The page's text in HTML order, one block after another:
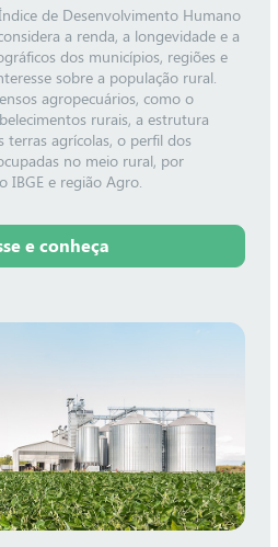
de Desenvolvimento Humano
a renda, a longevidade e a
dos municípios, regiões e
sobre a população rural.
agropecuários, como o
rurais, a estrutura
terras agrícolas, o perfil dos
no meio rural, por
IBGE e região Agro.
e conheça